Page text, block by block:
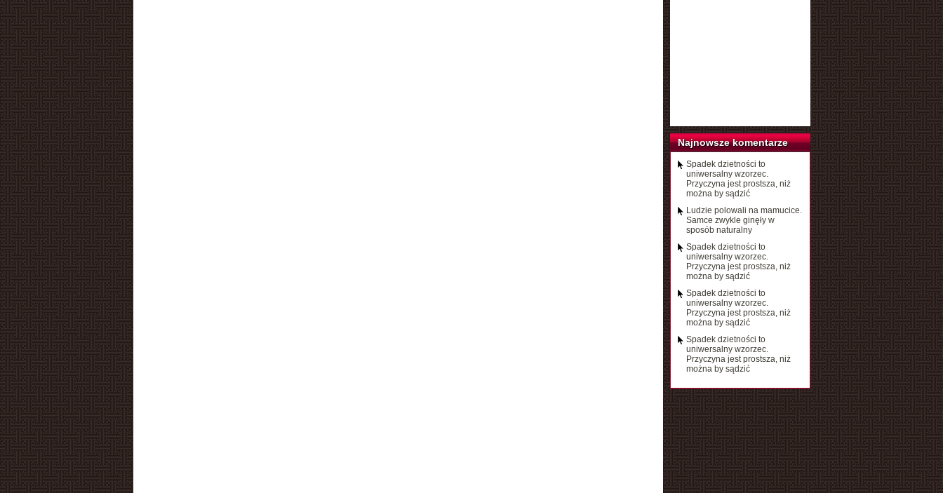
Najnowsze komentarze
Spadek dzietności to
uniwersalny wzorzec.
Przyczyna jest prostsza, niż
można by sądzić
Ludzie polowali na mamucice.
Samce zwykle ginęły w
sposób naturalny
Spadek dzietności to
uniwersalny wzorzec.
Przyczyna jest prostsza, niż
można by sądzić
Spadek dzietności to
uniwersalny wzorzec.
Przyczyna jest prostsza, niż
można by sądzić
Spadek dzietności to
uniwersalny wzorzec.
Przyczyna jest prostsza, niż
można by sądzić